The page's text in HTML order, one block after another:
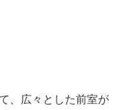
、広々とした前室が